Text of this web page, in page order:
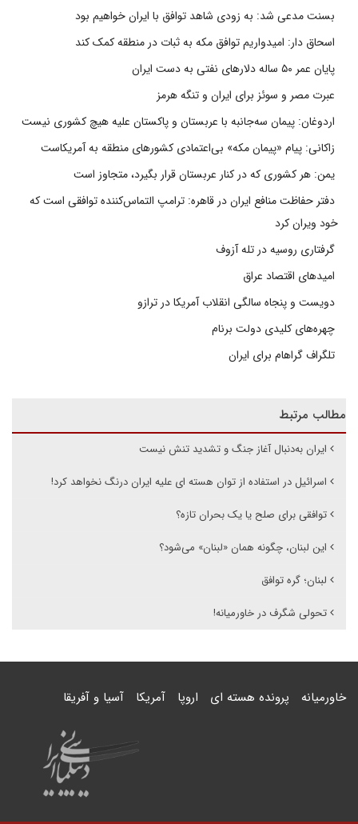
بسنت مدعی شد: به زودی شاهد توافق با ایران خواهیم بود
اسحاق دار: امیدواریم توافق مکه به ثبات در منطقه کمک کند
پایان عمر ۵۰ ساله دلارهای نفتی به دست ایران
عبرت مصر و سوئز برای ایران و تنگه هرمز
اردوغان: پیمان سه‌جانبه با عربستان و پاکستان علیه هیچ کشوری نیست
زاکانی: پیام «پیمان مکه» بی‌اعتمادی کشورهای منطقه به آمریکاست
یمن: هر کشوری که در کنار عربستان قرار بگیرد، متجاوز است
دفتر حفاظت منافع ایران در قاهره: ترامپ التماس‌کننده توافقی است که
خود ویران کرد
گرفتاری روسیه در تله آزوف
امیدهای اقتصاد عراق
دویست و پنجاه سالگی انقلاب آمریکا در ترازو
چهره‌های کلیدی دولت برنام
تلگراف گراهام برای ایران
مطالب مرتبط
ایران به‌دنبال آغاز جنگ و تشدید تنش نیست
اسرائیل در استفاده از توان هسته ای علیه ایران درنگ نخواهد کرد!
توافقی برای صلح یا یک بحران تازه؟
این لبنان، چگونه همان «لبنان» می‌شود؟
لبنان؛ گره توافق
تحولی شگرف در خاورمیانه!
خاورمیانه پرونده هسته ای اروپا آمریکا آسیا و آفریقا